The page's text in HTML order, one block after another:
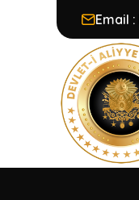
Email :